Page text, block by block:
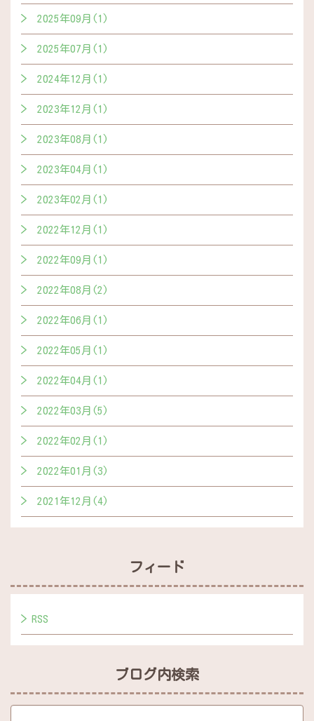
2025年09月(1)
2025年07月(1)
2024年12月(1)
2023年12月(1)
2023年08月(1)
2023年04月(1)
2023年02月(1)
2022年12月(1)
2022年09月(1)
2022年08月(2)
2022年06月(1)
2022年05月(1)
2022年04月(1)
2022年03月(5)
2022年02月(1)
2022年01月(3)
2021年12月(4)
フィード
RSS
ブログ内検索